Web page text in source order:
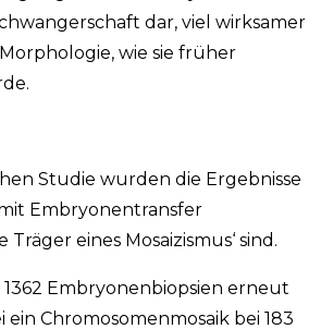
dar, viel wirksamer
wie sie früher
Studie wurden die Ergebnisse
Embryonentransfer
eines Mosaizismus‘ sind.
Embryonenbiopsien erneut
ein Chromosomenmosaik bei 183